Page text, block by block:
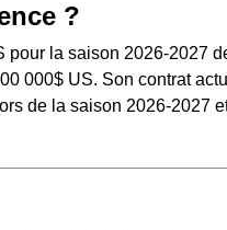
?
pour la saison 2026-2027
000$ US. Son contrat
de la saison 2026-2027